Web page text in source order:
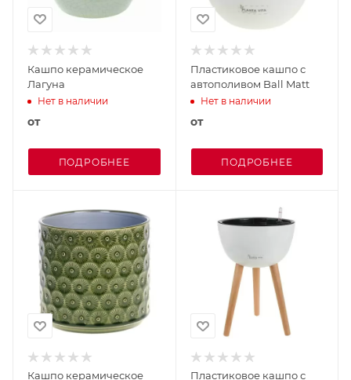
Кашпо керамическое
Лагуна
Нет в наличии
от
ПОДРОБНЕЕ
Пластиковое кашпо с
автополивом Ball Matt
Нет в наличии
от
ПОДРОБНЕЕ
Кашпо керамическое Пластиковое кашпо с